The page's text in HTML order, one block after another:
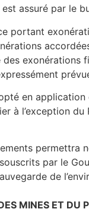
assuré par le
portant
exonérations
en
à l’exception
par le
de
MINES ET DU